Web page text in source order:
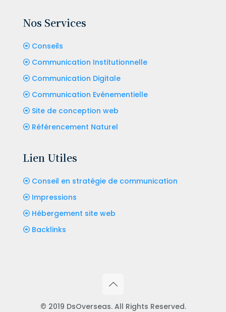
Nos Services
Conseils
Communication Institutionnelle
Communication Digitale
Communication Evénementielle
Site de conception web
Référencement Naturel
Lien Utiles
Conseil en stratégie de communication
Impressions
Hébergement site web
Backlinks
© 2019 DsOverseas. All Rights Reserved.